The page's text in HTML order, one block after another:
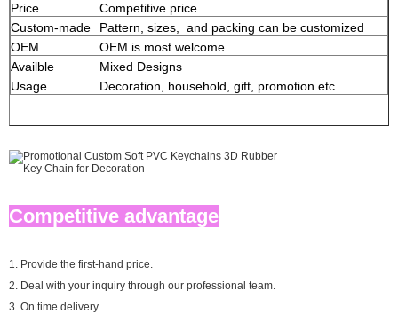
Price
Competitive price
Custom-made
Pattern, sizes, and packing can be customized
OEM
OEM is most welcome
Availble
Mixed Designs
Usage
Decoration, household, gift, promotion etc.
Competitive advantage
1. Provide the first-hand price.
2. Deal with your inquiry through our professional team.
3. On time delivery.